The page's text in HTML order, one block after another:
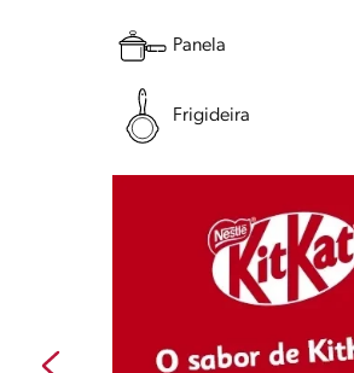
Panela
Frigideira